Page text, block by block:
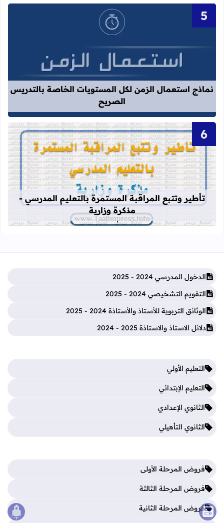
قراءة المزيد عن نماذج استعمال
نماذج استعمال الزمن لكل المستويات الخاصة بالتدريس
الصريح
قراءة المزيد عن تأطير وتتبع
تأطير وتتبع المراقبة المستمرة بالتعليم المدرسي -
مذكرة وزارية
الدخول المدرسي 2024 - 2025
التقويم التشخيصي 2024 - 2025
الوثائق التربوية للأستاذ والأستاذة 2024 - 2025
دلائل الاستاذ والاستاذة 2025 - 2024
التعليم الأولي
التعليم الإبتدائي
الثانوي الإعدادي
الثانوي التأهيلي
فروض المرحلة الأولى
فروض المرحلة الثالثة
فروض المرحلة الثانية